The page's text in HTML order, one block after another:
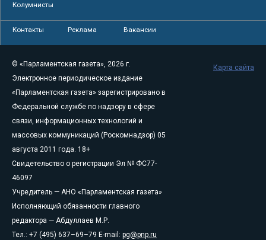
Колумнисты
Контакты Реклама Вакансии
© «Парламентская газета», 2026 г.
Электронное периодическое издание
«Парламентская газета» зарегистрировано в
Федеральной службе по надзору в сфере
связи, информационных технологий и
массовых коммуникаций (Роскомнадзор) 05
августа 2011 года. 18+
Свидетельство о регистрации Эл № ФС77-
46097
Учредитель — АНО «Парламентская газета»
Исполняющий обязанности главного
редактора — Абдуллаев М.Р.
Тел.: +7 (495) 637–69–79 E-mail: pg@pnp.ru
Карта сайта